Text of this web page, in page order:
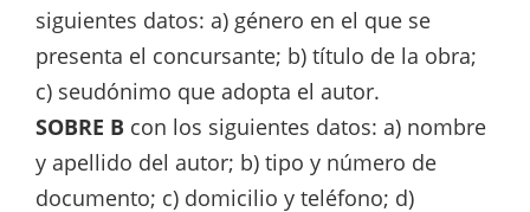
siguientes datos: a) género en el que se
presenta el concursante; b) título de la obra;
c) seudónimo que adopta el autor.
SOBRE B con los siguientes datos: a) nombre
y apellido del autor; b) tipo y número de
documento; c) domicilio y teléfono; d)